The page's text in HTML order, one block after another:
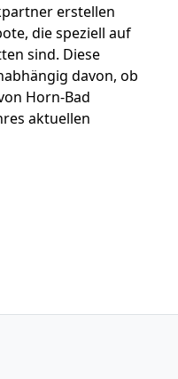
erstellen
die speziell auf
sind. Diese
davon, ob
Horn-Bad
aktuellen